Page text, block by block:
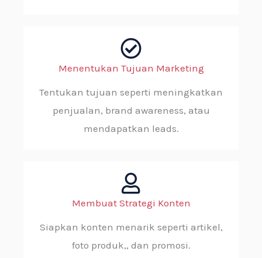
Menentukan Tujuan Marketing
Tentukan tujuan seperti meningkatkan
penjualan, brand awareness, atau
mendapatkan leads.
Membuat Strategi Konten
Siapkan konten menarik seperti artikel,
foto produk,, dan promosi.